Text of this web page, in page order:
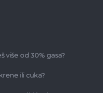
više od 30% gasa?
ili cuka?